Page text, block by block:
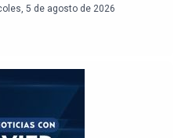
5 de agosto de 2026